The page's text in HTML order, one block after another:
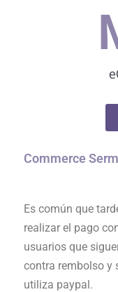
Commerce
Es común que
realizar el pago
usuarios que
contra rembolso y
utiliza paypal.